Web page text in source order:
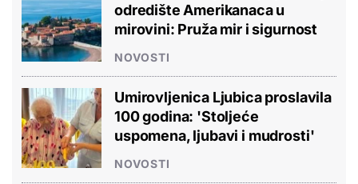
odredište Amerikanaca u
mirovini: Pruža mir i sigurnost
NOVOSTI
Umirovljenica Ljubica proslavila
100 godina: 'Stoljeće
uspomena, ljubavi i mudrosti'
NOVOSTI